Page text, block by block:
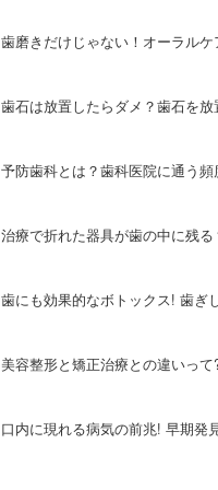
歯磨きだけじゃない！オーラル
歯石は放置したらダメ？歯石を
予防歯科とは？歯科医院に通う頻
治療で折れた器具が歯の中に残
歯にも効果的なボトックス! 歯ぎ
美容整形と矯正治療との違いって
口内に現れる病気の前兆! 早期発